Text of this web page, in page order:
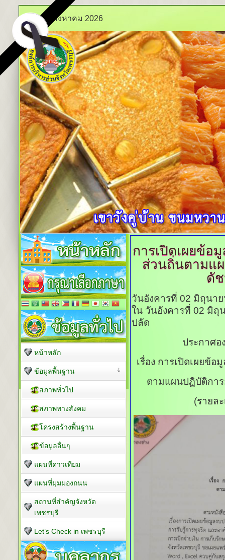
เสาร์ 8 สิงหาคม 2026
การเปิดเผยข้อ
ส่วนถิ่นตามแ
ดั
วันอังคารที่ 02 มิถุนา
ใน วันอังคารที่ 02 มิถุ
ปลัด
ประกาศอ
เรื่อง การเปิดเผยข้
ตามแผนปฏิบัติกา
(รายล
หน้าหลัก
ข้อมูลพื้นฐาน
สภาพทั่วไป
สภาพทางสังคม
โครงสร้างพื้นฐาน
ข้อมูลอื่นๆ
แผนที่ดาวเทียม
แผนที่มุมมองถนน
สถานที่สำคัญจังหวัด
เพชรบุรี
Let’s Check in เพชรบุรี